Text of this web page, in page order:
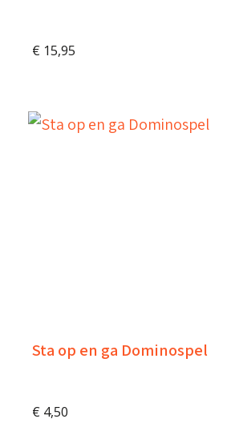
€ 15,95
Sta op en ga Dominospel
€ 4,50